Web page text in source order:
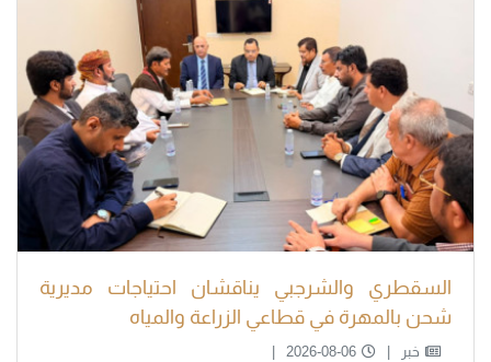
السقطري والشرجبي يناقشان احتياجات مديرية
شحن بالمهرة في قطاعي الزراعة والمياه
خبر
2026-08-06